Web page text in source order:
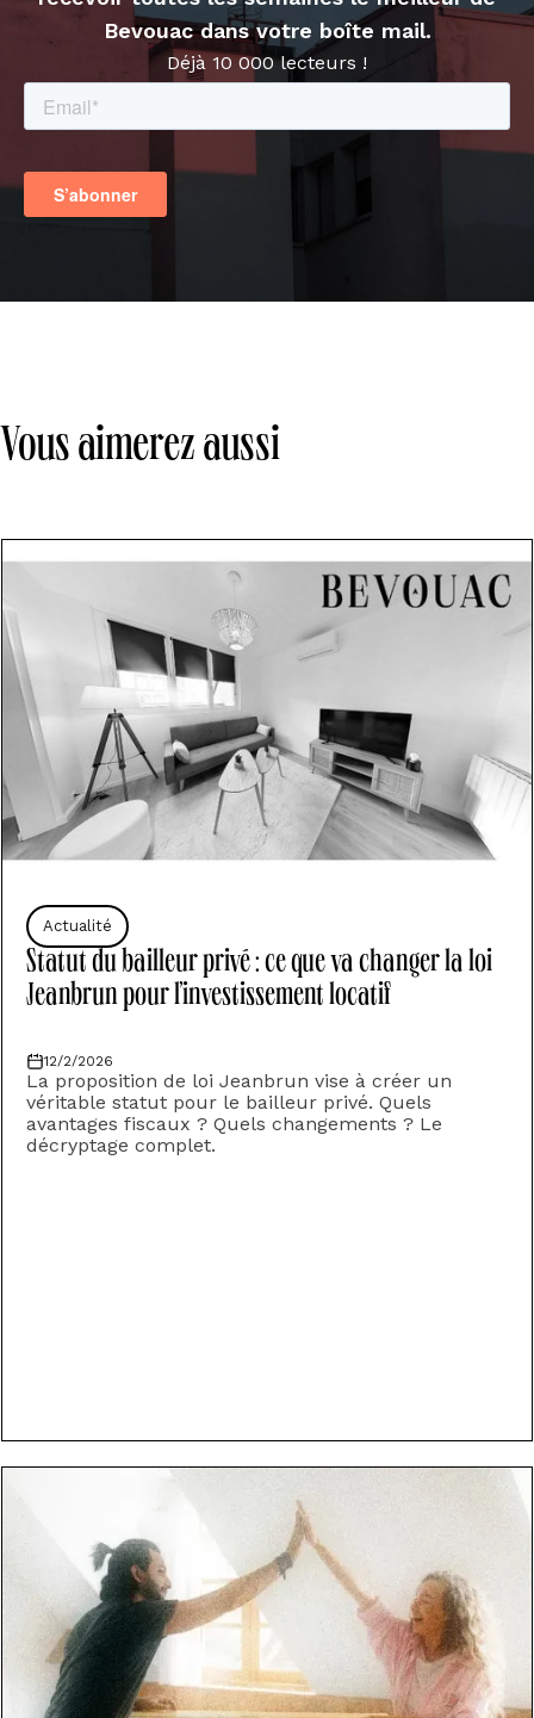
Bevouac dans votre boîte mail.
Déjà 10 000 lecteurs !
Vous aimerez aussi
Actualité
Statut du bailleur privé : ce que va changer la loi
Jeanbrun pour l’investissement locatif
12/2/2026
La proposition de loi Jeanbrun vise à créer un
véritable statut pour le bailleur privé. Quels
avantages fiscaux ? Quels changements ? Le
décryptage complet.